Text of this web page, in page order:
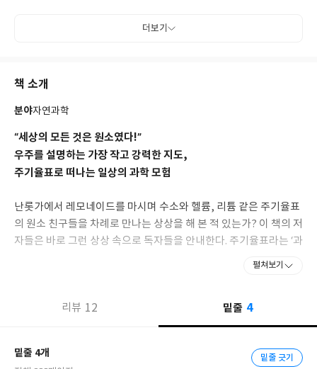
더보기
책 소개
분야자연과학
“세상의 모든 것은 원소였다!”
우주를 설명하는 가장 작고 강력한 지도,
주기율표로 떠나는 일상의 과학 모험
난롯가에서 레모네이드를 마시며 수소와 헬륨, 리튬 같은 주기율표
의 원소 친구들을 차례로 만나는 상상을 해 본 적 있는가? 이 책의 저
자들은 바로 그런 상상 속으로 독자들을 안내한다. 주기율표라는 ‘과
학자의 지도’를 따라 살아 움직이는 원소들의 세계로 떠나는 흥미진
이 책은 이런 질문에 단순한 설명이 아니라 ‘이야기와 실험’으로 대
가장 단순한 원소인 수소를 시작으로 헬륨의 태양 기원, 리튬의 레
펼쳐보기
리뷰 12 밑줄 4
밑줄 4개 밑줄 긋기